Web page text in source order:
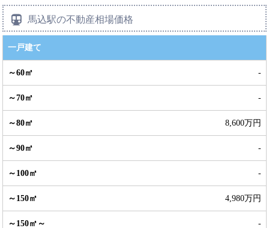
馬込駅の不動産相場価格
一戸建て
-
-
8,600万円
-
-
4,980万円
-